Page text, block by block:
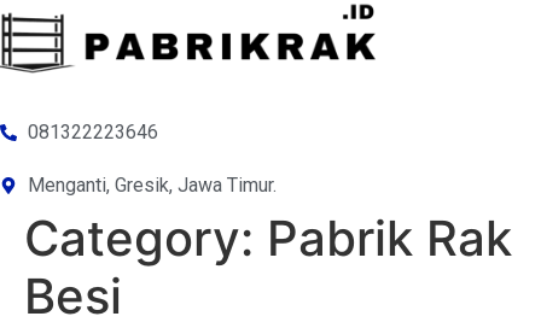
081322223646
Menganti, Gresik, Jawa Timur.
Category: Pabrik Rak
Besi